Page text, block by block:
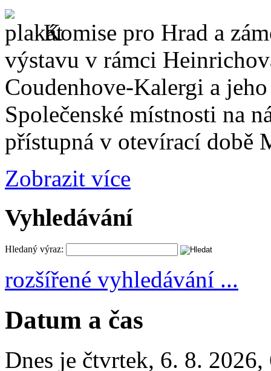
Komise pro Hrad a
výstavu v rámci
Coudenhove-Kalergi a
Společenské místnosti na
přístupná v otevírací době
Zobrazit více
Vyhledávání
Hledaný výraz:
rozšířené vyhledávání ...
Datum a čas
Dnes je čtvrtek, 6. 8. 2026,